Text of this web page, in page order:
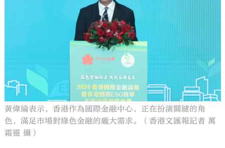
黃偉綸表示，香港作為國際金融中心，正在扮演關鍵的角
色，滿足市場對綠色金融的龐大需求。（香港文匯報記者 萬
霜靈 攝）